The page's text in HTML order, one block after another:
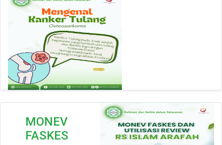
MONEV
FASKES